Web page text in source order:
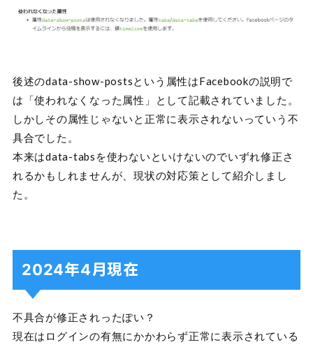
後述のdata-show-postsという属性はFacebookの説明で
は「使われなくなった属性」として記載されていました。
しかしその属性じゃないと正常に表示されないっていう不
具合でした。
本来はdata-tabsを使わないといけないのでいずれ修正さ
れるかもしれませんが、現状の対応策として紹介しまし
た。
2024年4月現在
不具合が修正されったぽい？
現在はログインの有無にかかわらず正常に表示されている